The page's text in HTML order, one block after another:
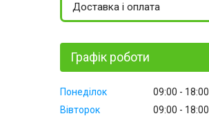
Доставка і оплата
Графік роботи
Понеділок 09:00
18:00
Вівторок
09:00
18:00